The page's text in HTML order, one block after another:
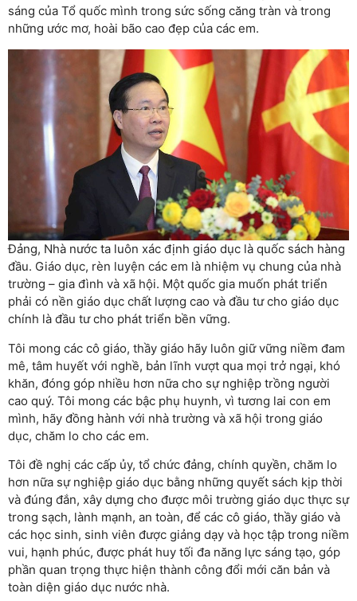
sáng của Tổ quốc mình trong sức sống căng tràn và trong
những ước mơ, hoài bão cao đẹp của các em.
Đảng, Nhà nước ta luôn xác định giáo dục là quốc sách hàng
đầu. Giáo dục, rèn luyện các em là nhiệm vụ chung của nhà
trường – gia đình và xã hội. Một quốc gia muốn phát triển
phải có nền giáo dục chất lượng cao và đầu tư cho giáo dục
chính là đầu tư cho phát triển bền vững.
Tôi mong các cô giáo, thầy giáo hãy luôn giữ vững niềm đam
mê, tâm huyết với nghề, bản lĩnh vượt qua mọi trở ngại, khó
khăn, đóng góp nhiều hơn nữa cho sự nghiệp trồng người
cao quý. Tôi mong các bậc phụ huynh, vì tương lai con em
mình, hãy đồng hành với nhà trường và xã hội trong giáo
dục, chăm lo cho các em.
Tôi đề nghị các cấp ủy, tổ chức đảng, chính quyền, chăm lo
hơn nữa sự nghiệp giáo dục bằng những quyết sách kịp thời
và đúng đắn, xây dựng cho được môi trường giáo dục thực sự
trong sạch, lành mạnh, an toàn, để các cô giáo, thầy giáo và
các học sinh, sinh viên được giảng dạy và học tập trong niềm
vui, hạnh phúc, được phát huy tối đa năng lực sáng tạo, góp
phần quan trọng thực hiện thành công đổi mới căn bản và
toàn diện giáo dục nước nhà.